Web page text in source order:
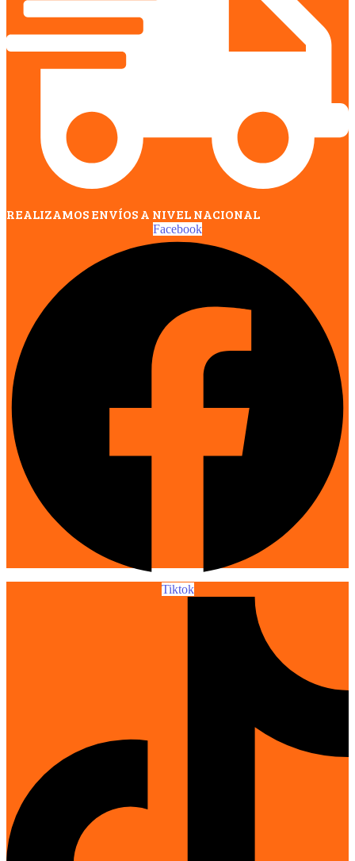
REALIZAMOS ENVÍOS A NIVEL NACIONAL
Facebook
Tiktok